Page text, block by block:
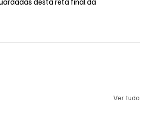
Ver tudo